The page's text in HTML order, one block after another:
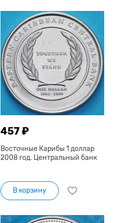
457 ₽
Восточные Карибы 1 доллар
2008 год. Центральный банк
В корзину